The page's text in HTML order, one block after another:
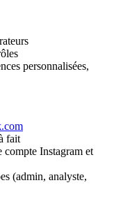
personnalisées,
fait
Instagram et
(admin, analyste,